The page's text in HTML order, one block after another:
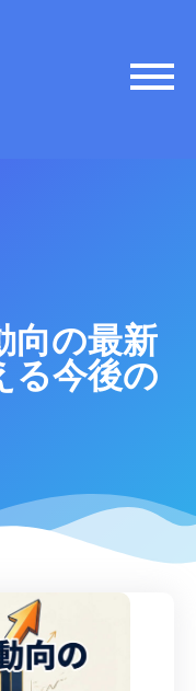
向の最新
る今後の